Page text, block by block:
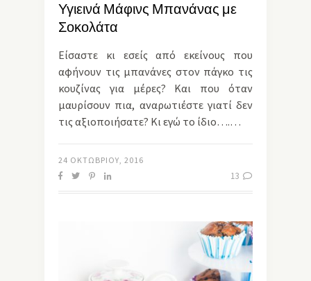
Υγιεινά Μάφινς Μπανάνας με
Σοκολάτα
Είσαστε κι εσείς από εκείνους που
αφήνουν τις μπανάνες στον πάγκο τις
κουζίνας για μέρες? Και που όταν
μαυρίσουν πια, αναρωτιέστε γιατί δεν
τις αξιοποιήσατε? Κι εγώ το ίδιο….…
24 ΟΚΤΩΒΡΊΟΥ, 2016
13